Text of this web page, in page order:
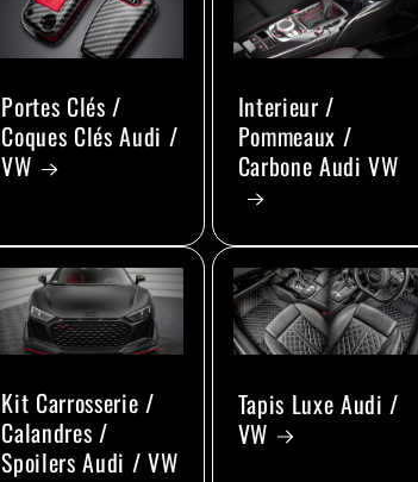
Portes Clés /
Coques Clés Audi /
VW
Interieur /
Pommeaux /
Carbone Audi VW
Kit Carrosserie /
Calandres /
Spoilers Audi / VW
Tapis Luxe Audi /
VW